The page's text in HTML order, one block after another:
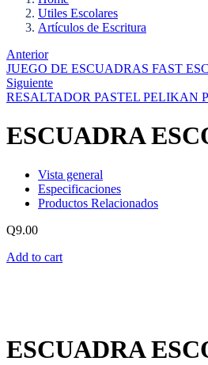
Utiles Escolares
Artículos de Escritura
Anterior
JUEGO DE ESCUADRAS FAST
Siguiente
RESALTADOR PASTEL PELIKAN
ESCUADRA
Vista general
Especificaciones
Productos Relacionados
Q9.00
Add to cart
ESCUADRA